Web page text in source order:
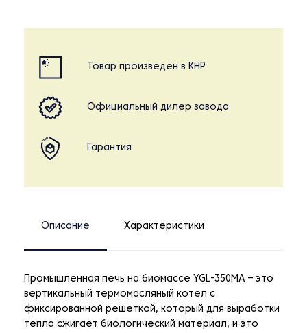
Товар произведен в КНР
Официальный дилер завода
Гарантия
Описание Характеристики
Промышленная печь на биомассе YGL-350MA – это
вертикальный термомасляный котел с
фиксированной решеткой, который для выработки
тепла сжигает биологический материал, и это